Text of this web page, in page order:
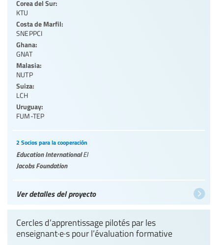
Corea del Sur:
KTU
Costa de Marfil:
SNEPPCI
Ghana:
GNAT
Malasia:
NUTP
Suiza:
LCH
Uruguay:
FUM-TEP
2 Socios para la cooperación
Education InternationalEI
Jacobs Foundation
Ver detalles del proyecto
Cercles d’apprentissage pilotés par les
enseignant·e·s pour l’évaluation formative